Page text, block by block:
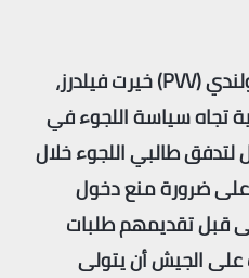
(
PVV) خيرت فيلدرز،
تجاه سياسة اللجوء في
لتدفق طالبي اللجوء خلال
على ضرورة منع دخول
قبل تقديمهم طلبات
الجيش أن يتولى